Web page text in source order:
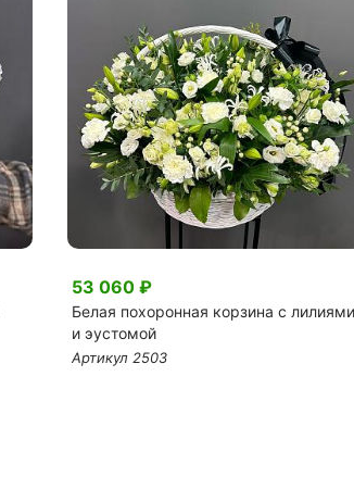
53 060 ₽
Белая похоронная корзина с лилиями
и эустомой
Артикул 2503